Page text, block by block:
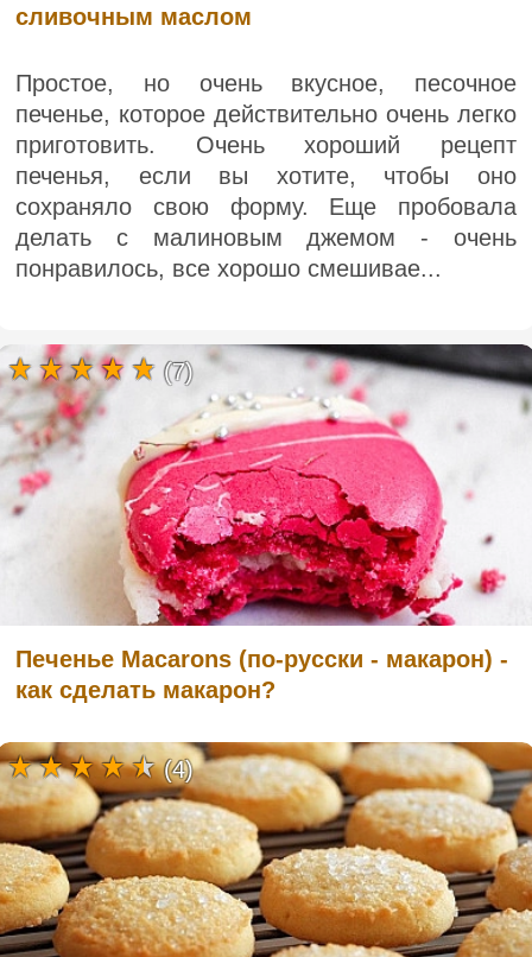
сливочным маслом
Простое, но очень вкусное, песочное
печенье, которое действительно очень легко
приготовить. Очень хороший рецепт
печенья, если вы хотите, чтобы оно
сохраняло свою форму. Еще пробовала
делать с малиновым джемом - очень
понравилось, все хорошо смешивае...
Печенье Macarons (по-русски - макарон) -
как сделать макарон?
(7)
(4)